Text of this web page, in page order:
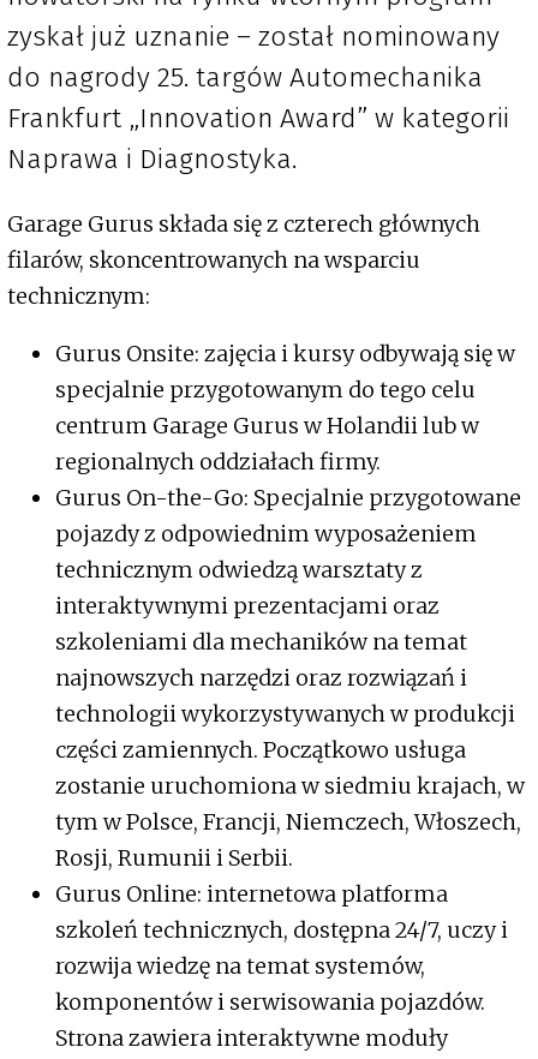
zyskał już uznanie – został nominowany
do nagrody 25. targów Automechanika
Frankfurt „Innovation Award” w kategorii
Naprawa i Diagnostyka.
Garage Gurus składa się z czterech głównych
filarów, skoncentrowanych na wsparciu
technicznym:
Gurus Onsite: zajęcia i kursy odbywają się w
specjalnie przygotowanym do tego celu
centrum Garage Gurus w Holandii lub w
regionalnych oddziałach firmy.
Gurus On-the-Go: Specjalnie przygotowane
pojazdy z odpowiednim wyposażeniem
technicznym odwiedzą warsztaty z
interaktywnymi prezentacjami oraz
szkoleniami dla mechaników na temat
najnowszych narzędzi oraz rozwiązań i
technologii wykorzystywanych w produkcji
części zamiennych. Początkowo usługa
zostanie uruchomiona w siedmiu krajach, w
tym w Polsce, Francji, Niemczech, Włoszech,
Rosji, Rumunii i Serbii.
Gurus Online: internetowa platforma
szkoleń technicznych, dostępna 24/7, uczy i
rozwija wiedzę na temat systemów,
komponentów i serwisowania pojazdów.
Strona zawiera interaktywne moduły